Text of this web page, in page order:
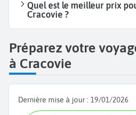
Quel est le meilleur prix
Cracovie ?
Préparez votre
à Cracovie
Dernière mise à jour : 19/01/2026